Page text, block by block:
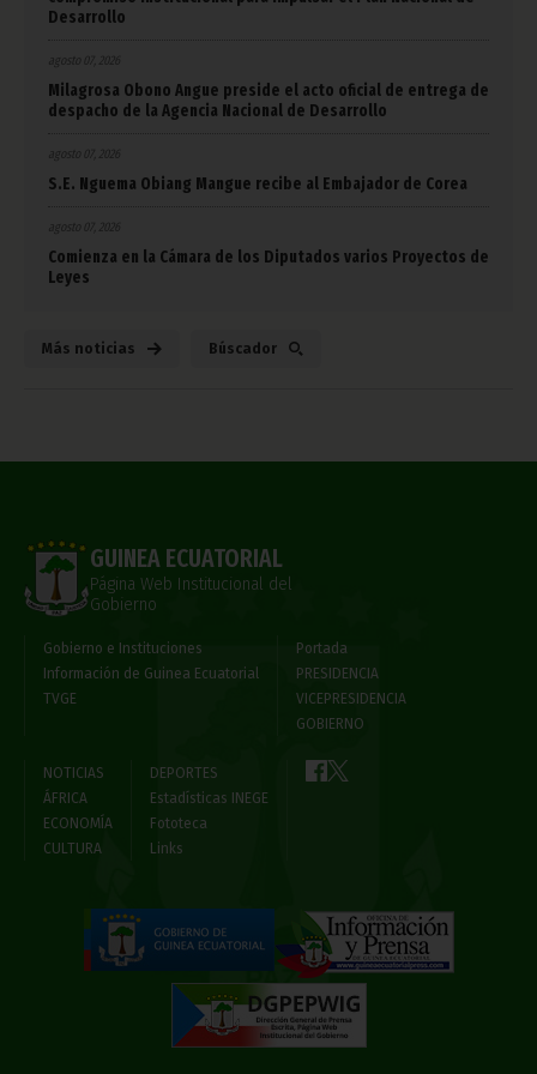
Desarrollo
agosto 07, 2026
Milagrosa Obono Angue preside el acto oficial de entrega de
despacho de la Agencia Nacional de Desarrollo
agosto 07, 2026
S.E. Nguema Obiang Mangue recibe al Embajador de Corea
agosto 07, 2026
Comienza en la Cámara de los Diputados varios Proyectos de
Leyes
Más noticias Búscador
GUINEA ECUATORIAL
Página Web Institucional del
Gobierno
Gobierno e Instituciones
Información de Guinea Ecuatorial
TVGE
Portada
PRESIDENCIA
VICEPRESIDENCIA
GOBIERNO
NOTICIAS
ÁFRICA
ECONOMÍA
CULTURA
DEPORTES
Estadísticas INEGE
Fototeca
Links